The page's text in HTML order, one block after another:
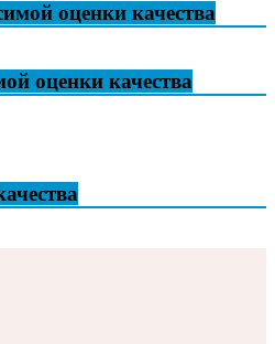
оценки качества
оценки качества